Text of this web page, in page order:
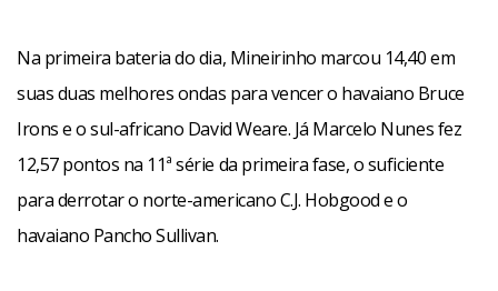
Na primeira bateria do dia, Mineirinho marcou 14,40 em
suas duas melhores ondas para vencer o havaiano Bruce
Irons e o sul-africano David Weare. Já Marcelo Nunes fez
12,57 pontos na 11ª série da primeira fase, o suficiente
para derrotar o norte-americano C.J. Hobgood e o
havaiano Pancho Sullivan.